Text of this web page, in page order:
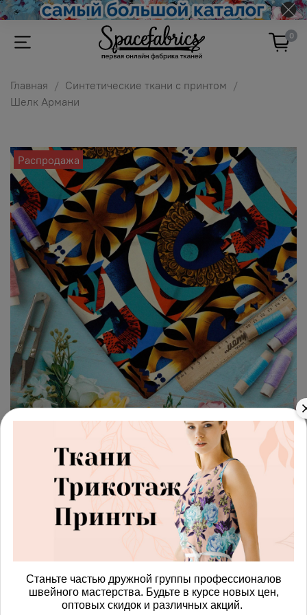
0
Главная
Синтетические ткани с принтом
Шелк Армани
Распродажа
(0) арт.42871529_armani
Ткань шелк Армани
африканская маска
Получить доступ к оптовым ценам
590.00 руб
В корзину
Станьте частью дружной группы профессионалов
швейного мастерства. Будьте в курсе новых цен,
оптовых скидок и различных акций.